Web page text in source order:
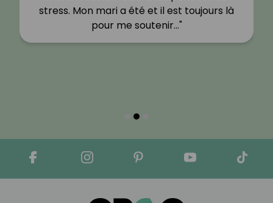
stress. Mon mari a été et il est toujours là
pour me soutenir…"